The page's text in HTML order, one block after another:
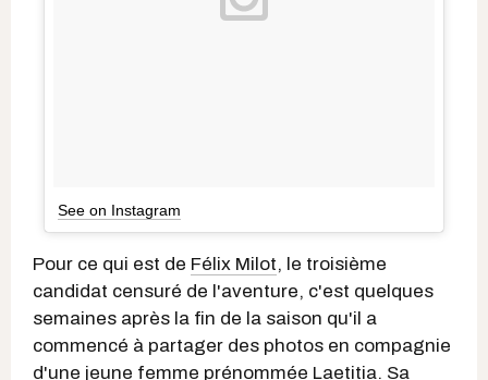
See on Instagram
Pour ce qui est de Félix Milot, le troisième
candidat censuré de l'aventure, c'est quelques
semaines après la fin de la saison qu'il a
commencé à partager des photos en compagnie
d'une jeune femme prénommée Laetitia. Sa